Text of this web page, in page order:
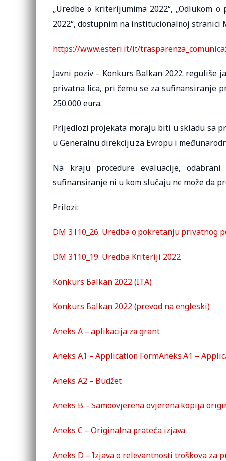
„Uredbe o kriterijumima 2022“, „Odlukom
2022“, dostupnim na institucionalnoj stranici
https://www.esteri.it/it/
Javni poziv – Konkurs Balkan 2022. reguliše
privatna lica, pri čemu se za sufinansiranje
250.000 eura.
Prijedlozi projekata moraju biti u skladu sa
u Generalnu direkciju za Evropu i
Na kraju procedure evaluacije,
sufinansiranje ni u kom slučaju ne može da
Prilozi:
DM 3110_26. Uredba o pokretanju privatnog
DM 3110_19. Uredba Kriteriji 2022
Konkurs Balkan 2022 (ITA)
Konkurs Balkan 2022 (prevod na engleski)
Aneks A – aplikacija za grant
Aneks A1 – Application FormAneks A1 –
Aneks A2 – Budžet
Aneks B – Samoovjerena ovjerena kopija
Aneks C – Originalna prateća izjava
Aneks D – Izjava o relevantnosti troškova za